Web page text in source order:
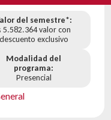
del semestre*:
5.582.364 valor con
descuento exclusivo
Modalidad del
programa:
Presencial